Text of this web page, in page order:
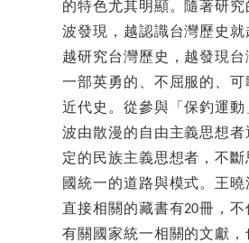
的特色尤其明顯。隨著研
波發現，越認識台灣歷史就
越研究台灣歷史，越發現
一部英勇的、不屈服的、
近代史。從參與「保釣運
波由散漫的自由主義思想者
定的民族主義思想者，不斷
國統一的道路與模式。王曉
直接相關的藏書有20冊，
有關國家統一相關的文獻，